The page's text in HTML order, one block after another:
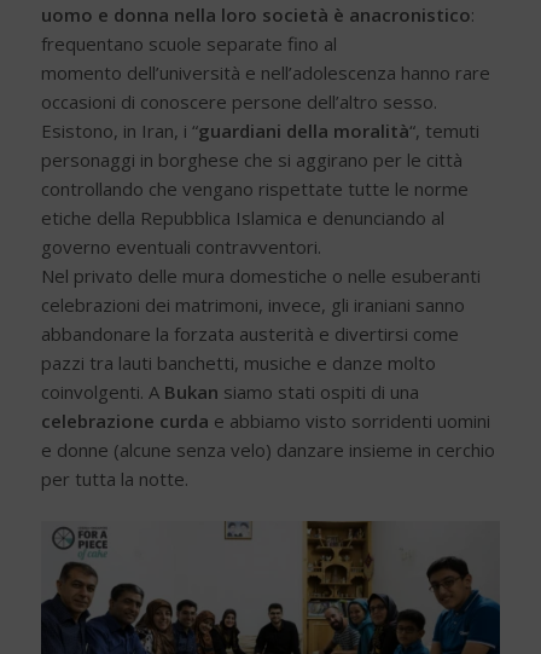
uomo e donna nella loro società è anacronistico:
frequentano scuole separate fino al
momento dell’università e nell’adolescenza hanno rare
occasioni di conoscere persone dell’altro sesso.
Esistono, in Iran, i “guardiani della moralità“, temuti
personaggi in borghese che si aggirano per le città
controllando che vengano rispettate tutte le norme
etiche della Repubblica Islamica e denunciando al
governo eventuali contravventori.
Nel privato delle mura domestiche o nelle esuberanti
celebrazioni dei matrimoni, invece, gli iraniani sanno
abbandonare la forzata austerità e divertirsi come
pazzi tra lauti banchetti, musiche e danze molto
coinvolgenti. A Bukan siamo stati ospiti di una
celebrazione curda e abbiamo visto sorridenti uomini
e donne (alcune senza velo) danzare insieme in cerchio
per tutta la notte.